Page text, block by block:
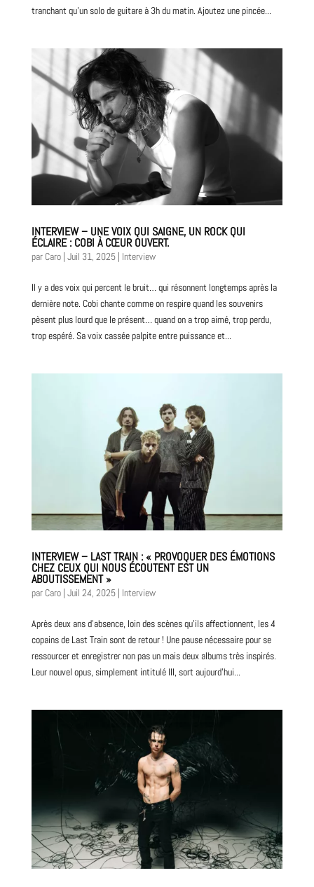
tranchant qu’un solo de guitare à 3h du matin. Ajoutez une pincée...
INTERVIEW – UNE VOIX QUI SAIGNE, UN ROCK QUI
ÉCLAIRE : COBI À CŒUR OUVERT.
par Caro| Juil 31, 2025| Interview
Il y a des voix qui percent le bruit… qui résonnent longtemps après la
dernière note. Cobi chante comme on respire quand les souvenirs
pèsent plus lourd que le présent… quand on a trop aimé, trop perdu,
trop espéré. Sa voix cassée palpite entre puissance et...
INTERVIEW – LAST TRAIN : « PROVOQUER DES ÉMOTIONS
CHEZ CEUX QUI NOUS ÉCOUTENT EST UN
ABOUTISSEMENT »
par Caro| Juil 24, 2025| Interview
Après deux ans d’absence, loin des scènes qu’ils affectionnent, les 4
copains de Last Train sont de retour ! Une pause nécessaire pour se
ressourcer et enregistrer non pas un mais deux albums très inspirés.
Leur nouvel opus, simplement intitulé III, sort aujourd’hui...